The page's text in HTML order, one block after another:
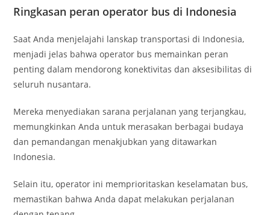
Ringkasan peran operator bus di Indonesia
Saat Anda menjelajahi lanskap transportasi di Indonesia,
menjadi jelas bahwa operator bus memainkan peran
penting dalam mendorong konektivitas dan aksesibilitas di
seluruh nusantara.
Mereka menyediakan sarana perjalanan yang terjangkau,
memungkinkan Anda untuk merasakan berbagai budaya
dan pemandangan menakjubkan yang ditawarkan
Indonesia.
Selain itu, operator ini memprioritaskan keselamatan bus,
memastikan bahwa Anda dapat melakukan perjalanan